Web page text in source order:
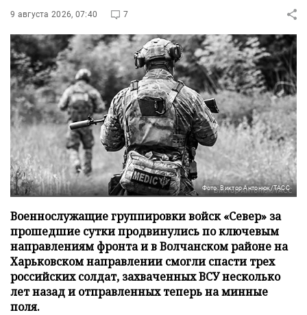
9 августа 2026, 07:40 7
Фото: Виктор Антонюк/ТАСС
Военнослужащие группировки войск «Север» за
прошедшие сутки продвинулись по ключевым
направлениям фронта и в Волчанском районе на
Харьковском направлении смогли спасти трех
российских солдат, захваченных ВСУ несколько
лет назад и отправленных теперь на минные
поля.